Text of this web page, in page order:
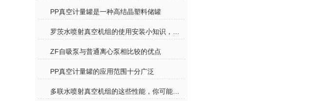
PP真空计量罐是一种高结晶塑料储罐
ZF自吸泵与普通离心泵相比较的优点
PP真空计量罐的应用范围十分广泛